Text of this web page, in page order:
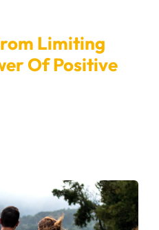
Limiting
Of Positive